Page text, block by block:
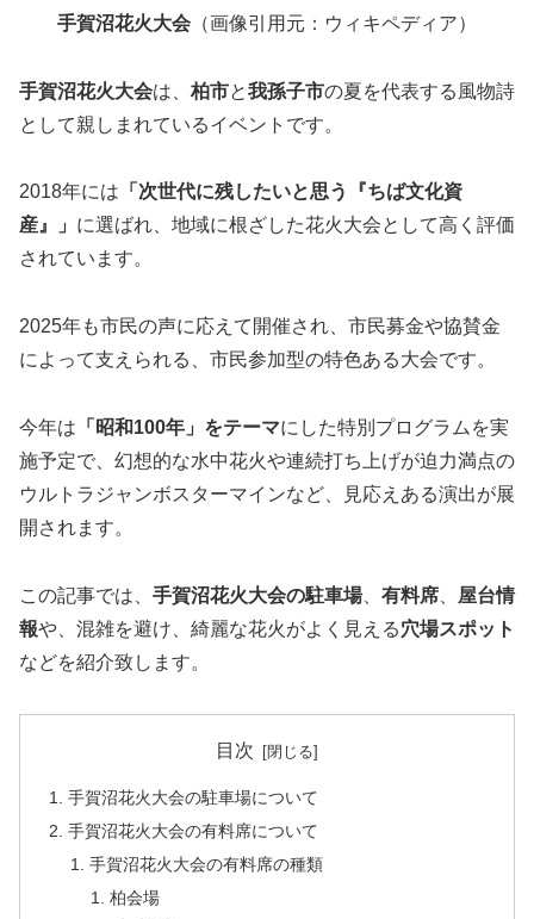
手賀沼花火大会 （画像引用元：ウィキペディア）
手賀沼花火大会は、 柏市と我孫子市の夏を代表する風物詩
として親しまれているイベントです。
2018年には 「次世代に残したいと思う『ちば文化資
産』」 に選ばれ、地域に根ざした花火大会として高く評価
されています。
2025年も市民の声に応えて開催され、市民募金や協賛金
によって支えられる、市民参加型の特色ある大会です。
今年は 「昭和100年」をテーマにした特別プログラムを実
施予定で、幻想的な水中花火や連続打ち上げが迫力満点の
ウルトラジャンボスターマインなど、見応えある演出が展
開されます。
この記事では、 手賀沼花火大会の駐車場、 有料席
屋台情
報や、混雑を避け、綺麗な花火がよく見える穴場スポット
などを紹介致します。
目次
手賀沼花火大会の駐車場について
手賀沼花火大会の有料席について
手賀沼花火大会の有料席の種類
柏会場